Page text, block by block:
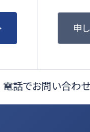
申
電話でお問い合わせ